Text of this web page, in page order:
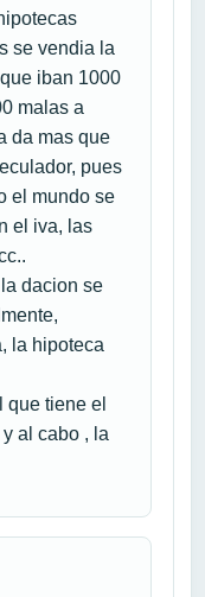
se vendia la
iban 1000
malas a
da mas que
pues
el mundo se
el iva, las
dacion se
la hipoteca
que tiene el
al cabo , la